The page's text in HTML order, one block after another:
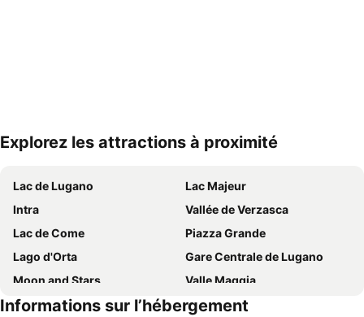
Explorez les attractions à proximité
Lac de Lugano
Lac Majeur
Intra
Vallée de Verzasca
Lac de Come
Piazza Grande
Lago d'Orta
Gare Centrale de Lugano
Moon and Stars
Valle Maggia
Station Locarno
Passo del San Bernardino
Informations sur l’hébergement